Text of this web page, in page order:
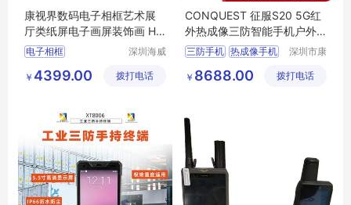
康视界数码电子相框艺术展
厅类纸屏电子画屏装饰画 H4
30WAN
电子相框
数码数码相框
深圳海威
有限公司
￥ 4399.00 拨打电话
CONQUEST 征服S20 5G红
外热成像三防智能手机户外
电力手持巡检终端
三防手机 热成像手机
深圳市康
讯设备有
￥ 8688.00 拨打电话